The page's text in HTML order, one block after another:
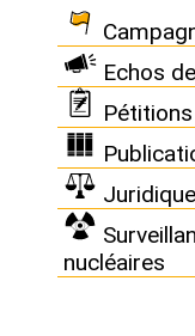
Echos
Pétitions
Juridique
nucléaires
Nous connaître
Tous les mois